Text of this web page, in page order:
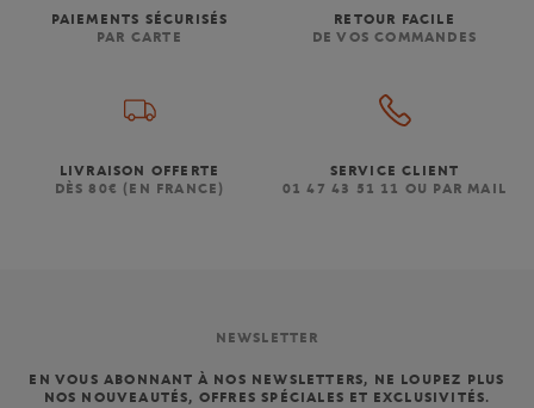
PAIEMENTS SÉCURISÉS
PAR CARTE
RETOUR FACILE
DE VOS COMMANDES
LIVRAISON OFFERTE
DÈS 80€ (EN FRANCE)
SERVICE CLIENT
01 47 43 51 11 OU PAR MAIL
NEWSLETTER
EN VOUS ABONNANT À NOS NEWSLETTERS, NE LOUPEZ PLUS
NOS NOUVEAUTÉS, OFFRES SPÉCIALES ET EXCLUSIVITÉS.